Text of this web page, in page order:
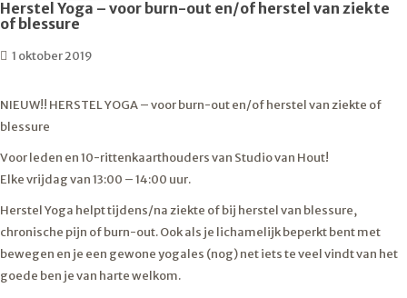
Herstel Yoga – voor burn-out en/of herstel van ziekte
of blessure
1 oktober 2019
NIEUW!! HERSTEL YOGA – voor burn-out en/of herstel van ziekte of
blessure
Voor leden en 10-rittenkaarthouders van Studio van Hout!
Elke vrijdag van 13:00 – 14:00 uur.
Herstel Yoga helpt tijdens/na ziekte of bij herstel van blessure,
chronische pijn of burn-out. Ook als je lichamelijk beperkt bent met
bewegen en je een gewone yogales (nog) net iets te veel vindt van het
goede ben je van harte welkom.